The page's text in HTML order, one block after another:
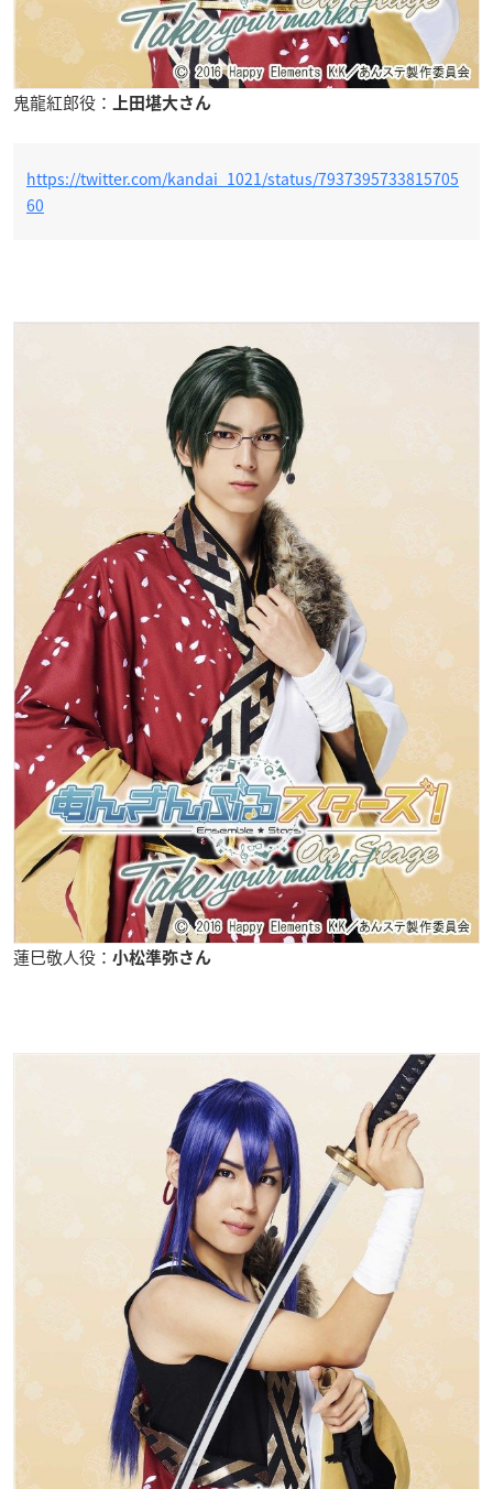
鬼龍紅郎役： 上田堪大さん
https://twitter.com/kandai_1021/status/7937395733815705
60
蓮巳敬人役： 小松準弥さん